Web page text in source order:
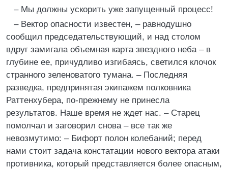
– Мы должны ускорить уже запущенный процесс!
– Вектор опасности известен, – равнодушно
сообщил председательствующий, и над столом
вдруг замигала объемная карта звездного неба – в
глубине ее, причудливо изгибаясь, светился клочок
странного зеленоватого тумана. – Последняя
разведка, предпринятая экипажем полковника
Раттенхубера, по-прежнему не принесла
результатов. Наше время не ждет нас. – Старец
помолчал и заговорил снова – все так же
невозмутимо: – Бифорт полон колебаний; перед
нами стоит задача констатации нового вектора атаки
противника, который представляется более опасным,